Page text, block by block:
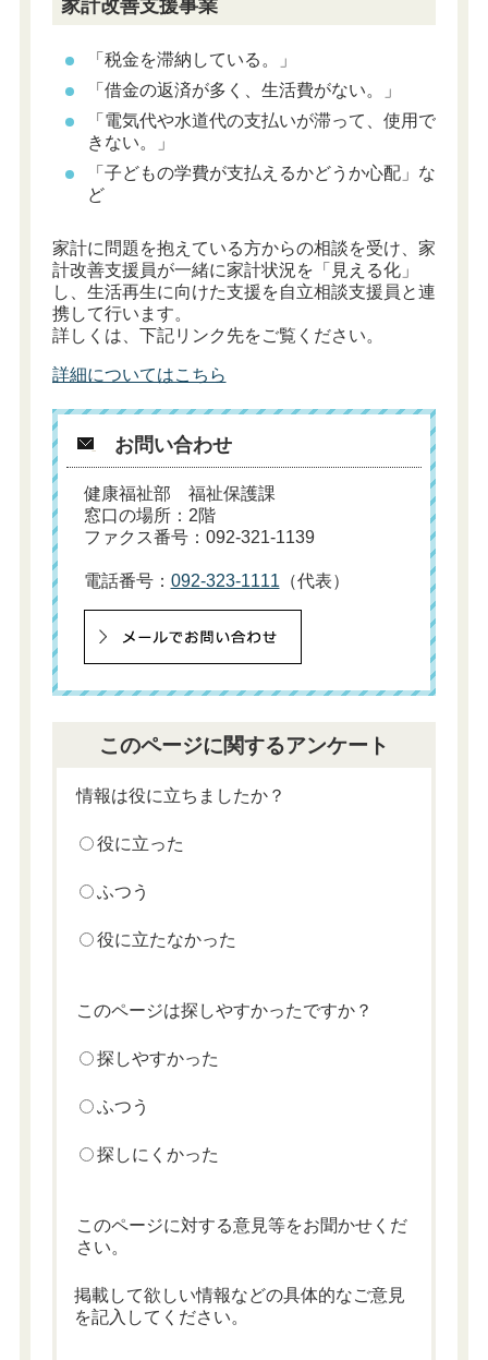
家計改善支援事業
「税金を滞納している。」
「借金の返済が多く、生活費がない。」
「電気代や水道代の支払いが滞って、使用で
きない。」
「子どもの学費が支払えるかどうか心配」な
ど
家計に問題を抱えている方からの相談を受け、家
計改善支援員が一緒に家計状況を「見える化」
し、生活再生に向けた支援を自立相談支援員と連
携して行います。
詳しくは、下記リンク先をご覧ください。
詳細についてはこちら
お問い合わせ
健康福祉部 福祉保護課
窓口の場所：2階
ファクス番号：092-321-1139
電話番号： 092-323-1111 （代表）
このページに関するアンケート
情報は役に立ちましたか？
役に立った
ふつう
役に立たなかった
このページは探しやすかったですか？
探しやすかった
ふつう
探しにくかった
このページに対する意見等をお聞かせくだ
さい。
掲載して欲しい情報などの具体的なご意見
を記入してください。